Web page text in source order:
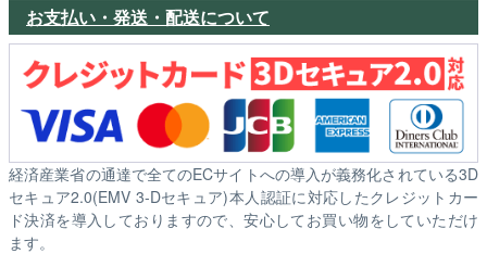
お支払い・発送・配送について
経済産業省の通達で全てのECサイトへの導入が義務化されている3D
セキュア2.0(EMV 3-Dセキュア)本人認証に対応したクレジットカー
ド決済を導入しておりますので、安心してお買い物をしていただけ
ます。